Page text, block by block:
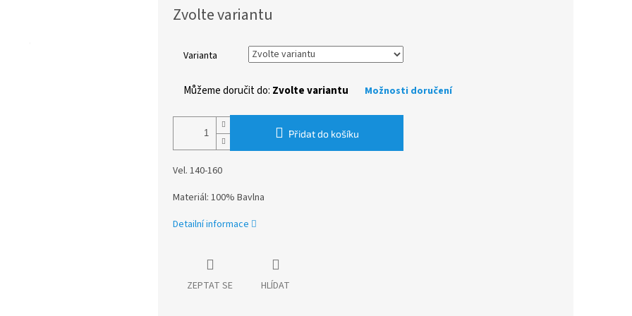
cena:
Zvolte variantu
Varianta
Můžeme doručit do: Zvolte variantu Možnosti doručení
Přidat do košíku
Vel. 140-160
Materiál: 100% Bavlna
Detailní informace
ZEPTAT SE HLÍDAT